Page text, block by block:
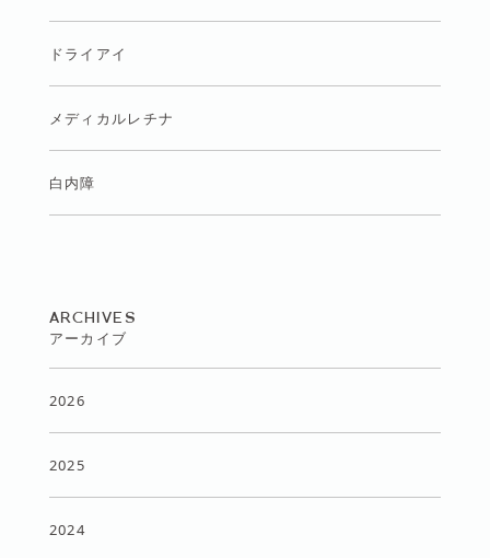
ドライアイ
メディカルレチナ
白内障
ARCHIVES
アーカイブ
2026
2025
2024